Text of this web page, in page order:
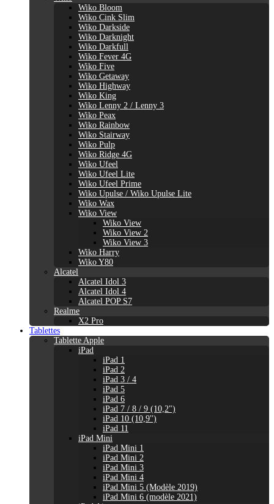
Wiko Bloom
Wiko Cink Slim
Wiko Darkside
Wiko Darknight
Wiko Darkfull
Wiko Fever 4G
Wiko Five
Wiko Getaway
Wiko Highway
Wiko King
Wiko Lenny 2 / Lenny 3
Wiko Peax
Wiko Rainbow
Wiko Stairway
Wiko Pulp
Wiko Ridge 4G
Wiko Ufeel
Wiko Ufeel Lite
Wiko Ufeel Prime
Wiko Upulse / Wiko Upulse Lite
Wiko Wax
Wiko View
Wiko View
Wiko View 2
Wiko View 3
Wiko Harry
Wiko Y80
Alcatel
Alcatel Idol 3
Alcatel Idol 4
Alcatel POP S7
Realme
X2 Pro
Tablettes
Tablette Apple
iPad
iPad 1
iPad 2
iPad 3 / 4
iPad 5
iPad 6
iPad 7 / 8 / 9 (10,2")
iPad 10 (10,9'')
iPad 11
iPad Mini
iPad Mini 1
iPad Mini 2
iPad Mini 3
iPad Mini 4
iPad Mini 5 (Modèle 2019)
iPad Mini 6 (modèle 2021)